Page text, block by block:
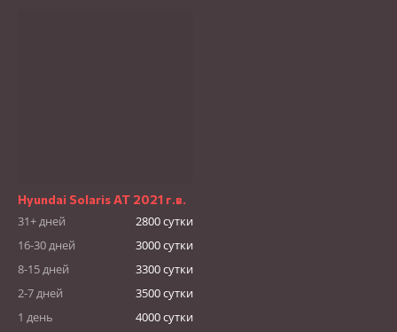
Hyundai Solaris АТ 2021 г.в.
31+ дней
2800 сутки
16-30 дней
3000 сутки
8-15 дней
3300 сутки
2-7 дней
3500 сутки
1 день
4000 сутки